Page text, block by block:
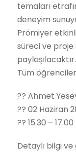
temaları
deneyim
Prömiyer
süreci ve proje
paylaşılacaktır.
Tüm
?? Ahmet
?? 02 Haziran
?? 15.30 – 17.00
Detaylı bilgi